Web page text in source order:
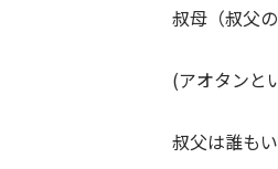
叔母（叔父
(アオタンと
叔父は誰も